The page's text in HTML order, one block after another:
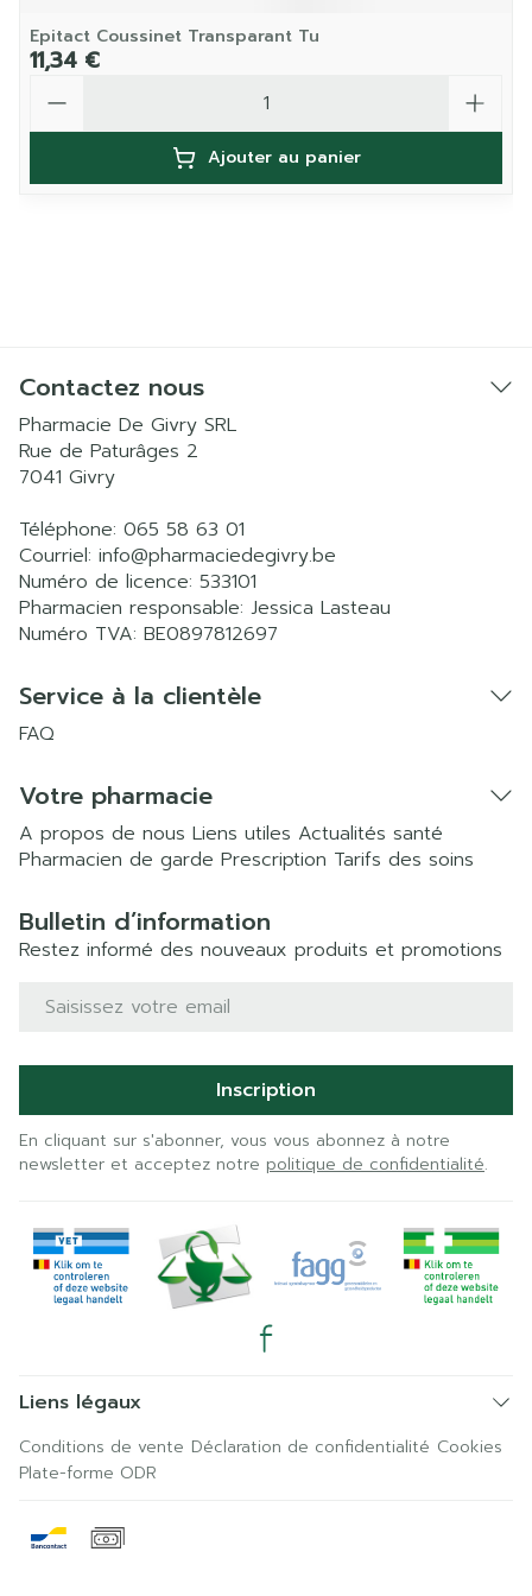
Epitact Coussinet Transparant Tu
11,34 €
Ajouter au panier
Contactez nous
Pharmacie De Givry SRL
Rue de Paturâges 2
7041 Givry
Téléphone: 065 58 63 01
Courriel: info@pharmaciedegivry.be
Numéro de licence: 533101
Pharmacien responsable: Jessica Lasteau
Numéro TVA: BE0897812697
Service à la clientèle
FAQ
Votre pharmacie
A propos de nous Liens utiles Actualités santé
Pharmacien de garde Prescription Tarifs des soins
Bulletin d’information
Restez informé des nouveaux produits et promotions
Adresse mail
Inscription
En cliquant sur s'abonner, vous vous abonnez à notre
newsletter et acceptez notre politique de confidentialité.
Liens légaux
Conditions de vente Déclaration de confidentialité Cookies
Plate-forme ODR